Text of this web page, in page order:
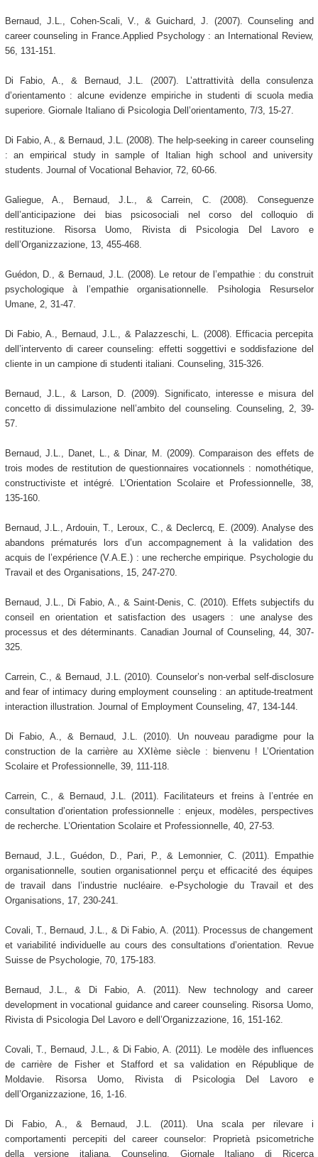
Bernaud, J.L., Cohen-Scali, V., & Guichard, J. (2007). Counseling and
career counseling in France.Applied Psychology : an International Review,
56, 131-151.
Di Fabio, A., & Bernaud, J.L. (2007). L’attrattività della consulenza
d’orientamento : alcune evidenze empiriche in studenti di scuola media
superiore. Giornale Italiano di Psicologia Dell’orientamento, 7/3, 15-27.
Di Fabio, A., & Bernaud, J.L. (2008). The help-seeking in career counseling
: an empirical study in sample of Italian high school and university
students. Journal of Vocational Behavior, 72, 60-66.
Galiegue, A., Bernaud, J.L., & Carrein, C. (2008). Conseguenze
dell’anticipazione dei bias psicosociali nel corso del colloquio di
restituzione. Risorsa Uomo, Rivista di Psicologia Del Lavoro e
dell’Organizzazione, 13, 455-468.
Guédon, D., & Bernaud, J.L. (2008). Le retour de l’empathie : du construit
psychologique à l’empathie organisationnelle. Psihologia Resurselor
Umane, 2, 31-47.
Di Fabio, A., Bernaud, J.L., & Palazzeschi, L. (2008). Efficacia percepita
dell’intervento di career counseling: effetti soggettivi e soddisfazione del
cliente in un campione di studenti italiani. Counseling, 315-326.
Bernaud, J.L., & Larson, D. (2009). Significato, interesse e misura del
concetto di dissimulazione nell’ambito del counseling. Counseling, 2, 39-
57.
Bernaud, J.L., Danet, L., & Dinar, M. (2009). Comparaison des effets de
trois modes de restitution de questionnaires vocationnels : nomothétique,
constructiviste et intégré. L’Orientation Scolaire et Professionnelle, 38,
135-160.
Bernaud, J.L., Ardouin, T., Leroux, C., & Declercq, E. (2009). Analyse des
abandons prématurés lors d’un accompagnement à la validation des
acquis de l’expérience (V.A.E.) : une recherche empirique. Psychologie du
Travail et des Organisations, 15, 247-270.
Bernaud, J.L., Di Fabio, A., & Saint-Denis, C. (2010). Effets subjectifs du
conseil en orientation et satisfaction des usagers : une analyse des
processus et des déterminants. Canadian Journal of Counseling, 44, 307-
325.
Carrein, C., & Bernaud, J.L. (2010). Counselor’s non-verbal self-disclosure
and fear of intimacy during employment counseling : an aptitude-treatment
interaction illustration. Journal of Employment Counseling, 47, 134-144.
Di Fabio, A., & Bernaud, J.L. (2010). Un nouveau paradigme pour la
construction de la carrière au XXIème siècle : bienvenu ! L’Orientation
Scolaire et Professionnelle, 39, 111-118.
Carrein, C., & Bernaud, J.L. (2011). Facilitateurs et freins à l’entrée en
consultation d’orientation professionnelle : enjeux, modèles, perspectives
de recherche. L’Orientation Scolaire et Professionnelle, 40, 27-53.
Bernaud, J.L., Guédon, D., Pari, P., & Lemonnier, C. (2011). Empathie
organisationnelle, soutien organisationnel perçu et efficacité des équipes
de travail dans l’industrie nucléaire. e-Psychologie du Travail et des
Organisations, 17, 230-241.
Covali, T., Bernaud, J.L., & Di Fabio, A. (2011). Processus de changement
et variabilité individuelle au cours des consultations d’orientation. Revue
Suisse de Psychologie, 70, 175-183.
Bernaud, J.L., & Di Fabio, A. (2011). New technology and career
development in vocational guidance and career counseling. Risorsa Uomo,
Rivista di Psicologia Del Lavoro e dell’Organizzazione, 16, 151-162.
Covali, T., Bernaud, J.L., & Di Fabio, A. (2011). Le modèle des influences
de carrière de Fisher et Stafford et sa validation en République de
Moldavie. Risorsa Uomo, Rivista di Psicologia Del Lavoro e
dell’Organizzazione, 16, 1-16.
Di Fabio, A., & Bernaud, J.L. (2011). Una scala per rilevare i
comportamenti percepiti del career counselor: Proprietà psicometriche
della versione italiana. Counseling. Giornale Italiano di Ricerca